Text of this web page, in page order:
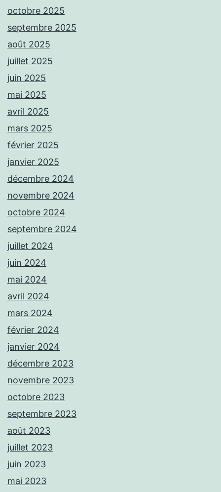
octobre 2025
septembre 2025
août 2025
juillet 2025
juin 2025
mai 2025
avril 2025
mars 2025
février 2025
janvier 2025
décembre 2024
novembre 2024
octobre 2024
septembre 2024
juillet 2024
juin 2024
mai 2024
avril 2024
mars 2024
février 2024
janvier 2024
décembre 2023
novembre 2023
octobre 2023
septembre 2023
août 2023
juillet 2023
juin 2023
mai 2023